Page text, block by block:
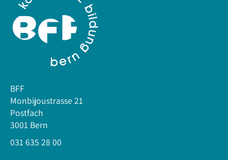
BFF
Monbijoustrasse 21
Postfach
3001 Bern
031 635 28 00